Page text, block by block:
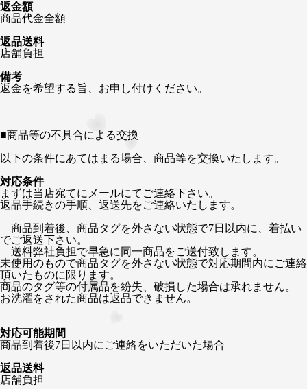
返金額
商品代金全額
返品送料
店舗負担
備考
返金を希望する旨、お申し付けください。
■商品等の不具合による交換
以下の条件にあてはまる場合、商品等を交換いたします。
対応条件
まずは当店宛てにメールにてご連絡下さい。
返品手続きの手順、返送先をご連絡いたします。
商品到着後、商品タグを外さない状態で7日以内に、着払い
でご返送下さい。
送料弊社負担で早急に同一商品をご送付致します。
未使用のもので商品タグを外さない状態で対応期間内にご連絡
頂いたものに限ります。
商品のタグ等の付属品を紛失、破損した場合は承れません。
お洗濯をされた商品は返品できません。
対応可能期間
商品到着後7日以内にご連絡をいただいた場合
返品送料
店舗負担